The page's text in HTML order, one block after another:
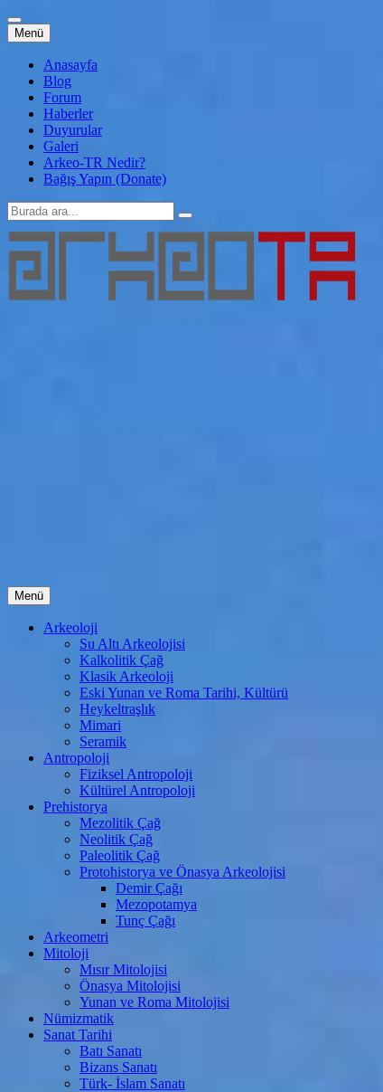
Menü İçeriğe
atla
Anasayfa
Blog
Forum
Haberler
Duyurular
Galeri
Arkeo-TR Nedir?
Bağış Yapın (Donate)
Arama:
Menü İçeriğe
atla
Arkeoloji
Su Altı Arkeolojisi
Kalkolitik Çağ
Klasik Arkeoloji
Eski Yunan ve Roma Tarihi, Kültürü
Heykeltraşlık
Mimari
Seramik
Antropoloji
Fiziksel Antropoloji
Kültürel Antropoloji
Prehistorya
Mezolitik Çağ
Neolitik Çağ
Paleolitik Çağ
Protohistorya ve Önasya Arkeolojisi
Demir Çağı
Mezopotamya
Tunç Çağı
Arkeometri
Mitoloji
Mısır Mitolojisi
Önasya Mitolojisi
Yunan ve Roma Mitolojisi
Nümizmatik
Sanat Tarihi
Batı Sanatı
Bizans Sanatı
Türk- İslam Sanatı